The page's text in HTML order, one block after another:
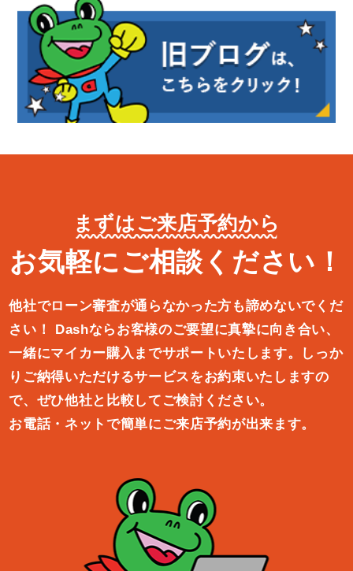
まずはご来店予約から
お気軽にご相談ください！
他社でローン審査が通らなかった方も諦めないでくだ
さい！
Dashならお客様のご要望に真摯に向き合い、
一緒にマイカー購入ま でサポートいたします。しっか
りご納得いただけるサービスをお約束いたしますの
で、ぜひ他社と比較してご検討ください。
お電話・ネットで簡単にご来店予約が出来ます。